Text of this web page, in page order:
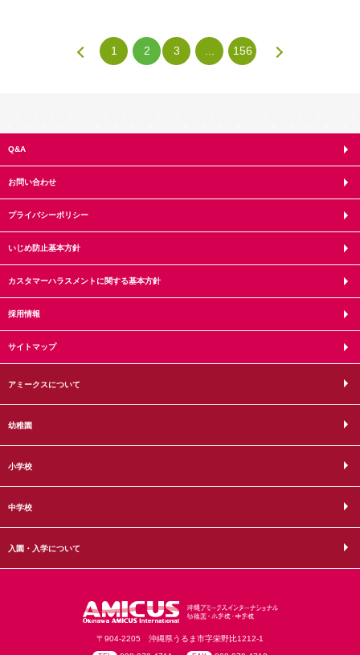
1 2 3 156
Q&A
お問い合わせ
プライバシーポリシー
いじめ防止基本方針
カスタマーハラスメントに関する基本方針
採用情報
サイトマップ
アミークスについて
幼稚園
小学校
中学校
入園・入学について
〒904-2205 沖縄県うるま市字栄野比1212-1